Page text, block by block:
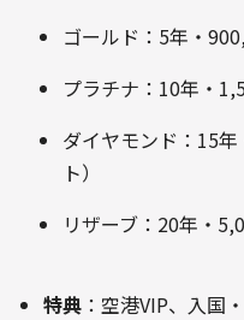
ゴールド：5年・
プラチナ：10年・
ダイヤモンド：15
ト）
リザーブ：20年・
特典 ：空港VIP、入国